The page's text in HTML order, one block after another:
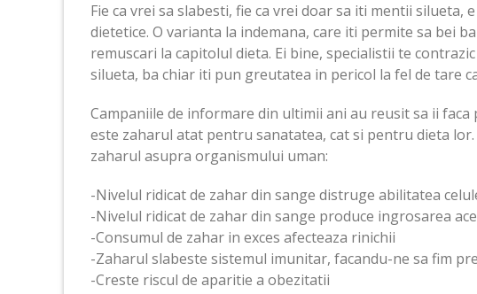
Fie ca vrei sa slabesti, fie ca vrei doar sa iti mentii silueta,
dietetice. O varianta la indemana, care iti permite sa bei
remuscari la capitolul dieta. Ei bine, specialistii te
silueta, ba chiar iti pun greutatea in pericol la fel de tare
Campaniile de informare din ultimii ani au reusit sa ii
este zaharul atat pentru sanatatea, cat si pentru dieta
zaharul asupra organismului uman:
-Nivelul ridicat de zahar din sange distruge abilitatea
-Nivelul ridicat de zahar din sange produce ingrosarea
-Consumul de zahar in exces afecteaza rinichii
-Zaharul slabeste sistemul imunitar, facandu-ne sa fim
-Creste riscul de aparitie a obezitatii